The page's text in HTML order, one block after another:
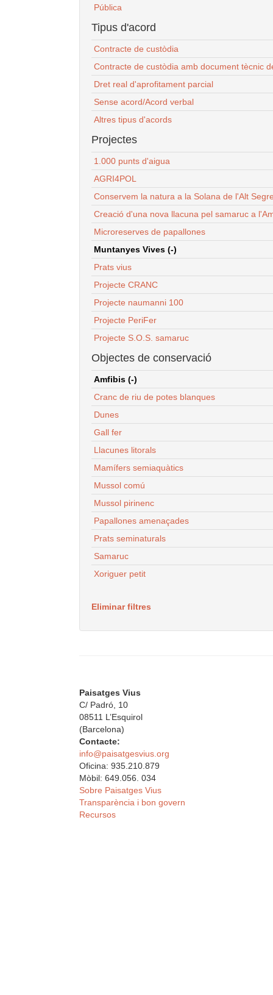
Pública
Tipus d'acord
Contracte de custòdia
Contracte de custòdia amb document tècnic
Dret real d'aprofitament parcial
Sense acord/Acord verbal
Altres tipus d'acords
Projectes
1.000 punts d'aigua
AGRI4POL
Conservem la natura a la Solana de l'Alt
Creació d'una nova llacuna pel samaruc a
Microreserves de papallones
Muntanyes Vives (-)
Prats vius
Projecte CRANC
Projecte naumanni 100
Projecte PeriFer
Projecte S.O.S. samaruc
Objectes de conservació
Amfibis (-)
Cranc de riu de potes blanques
Dunes
Gall fer
Llacunes litorals
Mamífers semiaquàtics
Mussol comú
Mussol pirinenc
Papallones amenaçades
Prats seminaturals
Samaruc
Xoriguer petit
Eliminar filtres
Paisatges Vius
C/ Padró, 10
08511 L’Esquirol
(Barcelona)
Contacte:
info@paisatgesvius.org
Oficina: 935.210.879
Mòbil: 649.056. 034
Sobre Paisatges Vius
Transparència i bon govern
Recursos